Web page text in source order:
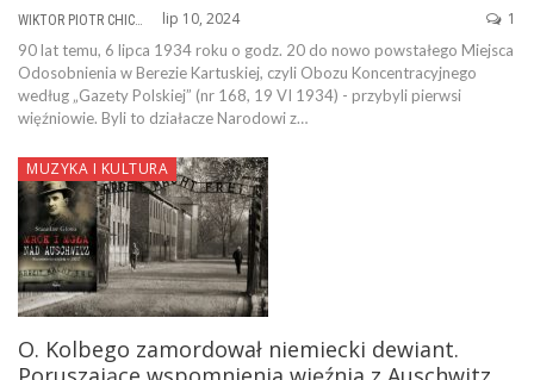
lip 10, 2024 1
90 lat temu, 6 lipca 1934 roku o godz. 20 do nowo powstałego Miejsca
Odosobnienia w Berezie Kartuskiej, czyli Obozu Koncentracyjnego
według „Gazety Polskiej” (nr 168, 19 VI 1934) - przybyli pierwsi
więźniowie. Byli to działacze Narodowi z…
MUZYKA I KULTURA
O. Kolbego zamordował niemiecki dewiant.